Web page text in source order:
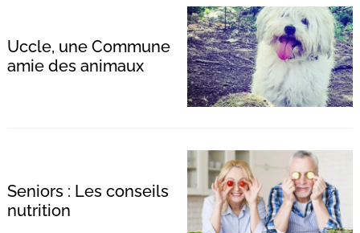
Uccle, une Commune
amie des animaux
Seniors : Les conseils
nutrition